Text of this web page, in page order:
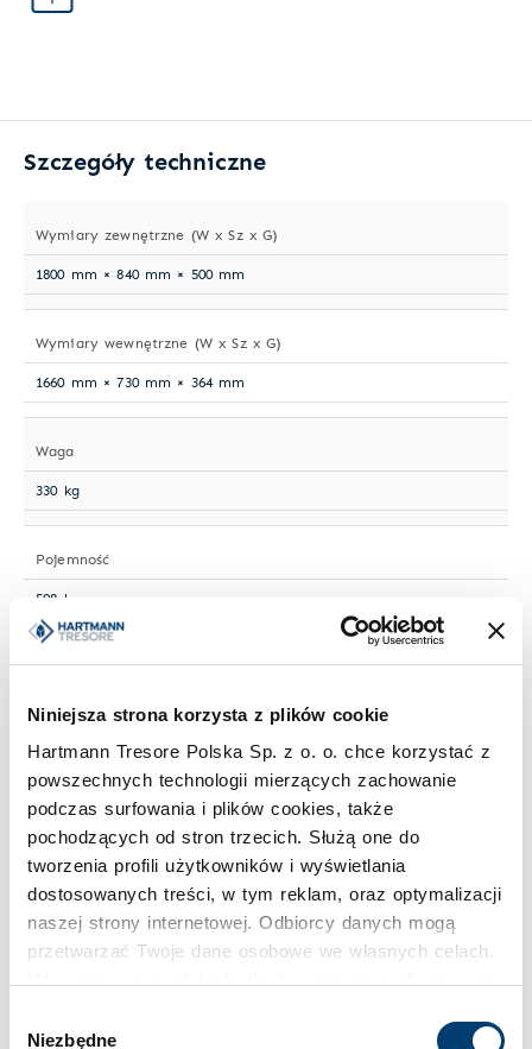
Niniejsza strona korzysta z plików cookie
Hartmann Tresore Polska Sp. z o. o. chce korzystać z
powszechnych technologii mierzących zachowanie
podczas surfowania i plików cookies, także
pochodzących od stron trzecich. Służą one do
tworzenia profili użytkowników i wyświetlania
dostosowanych treści, w tym reklam, oraz optymalizacji
naszej strony internetowej. Odbiorcy danych mogą
przetwarzać Twoje dane osobowe we własnych celach.
zgody
Niezbędne
Szczegóły techniczne
Wymiary zewnętrzne (W x Sz x G)
1800 mm × 840 mm × 500 mm
Wymiary wewnętrzne (W x Sz x G)
1660 mm × 730 mm × 364 mm
Waga
330 kg
Pojemność
508 l
Klasa bezpieczeństwa
I
Limit wartości chronionej w domu
do 40.000 €
Limit wartości chronionej w firmie
do 10.000 €
Standardowy zamek
Zamek kluczowy